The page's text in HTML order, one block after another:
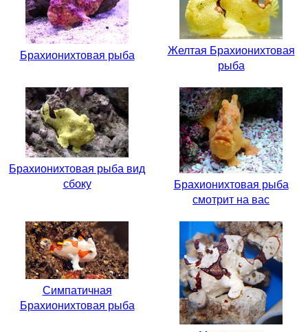
Брахионихтовая рыба
Желтая Брахионихтовая
рыба
Брахионихтовая рыба вид
сбоку
Брахионихтовая рыба
смотрит на вас
Симпатичная
Брахионихтовая рыба